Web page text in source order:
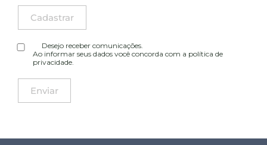
Desejo receber comunicações.
Ao informar seus dados você concorda com a política de
privacidade.